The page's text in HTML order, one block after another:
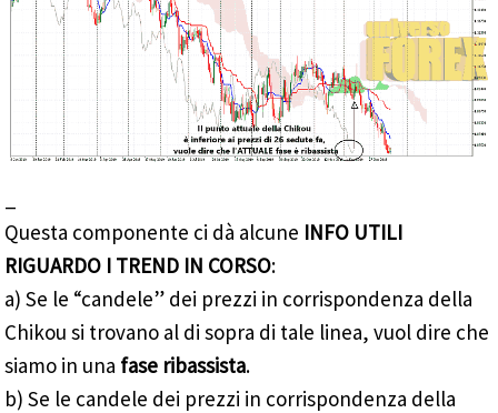
Questa componente ci dà alcune INFO UTILI
RIGUARDO I TREND IN CORSO:
a) Se le “candele” dei prezzi in corrispondenza della
Chikou si trovano al di sopra di tale linea, vuol dire che
siamo in una fase ribassista.
b) Se le candele dei prezzi in corrispondenza della